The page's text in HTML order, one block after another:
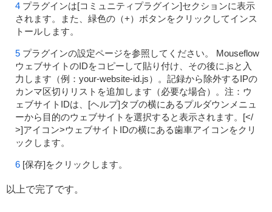
プラグインは[コミュニティプラグイン]セクションに表示
されます。また、緑色の（+）ボタンをクリックしてインス
トールします。
プラグインの設定ページを参照してください。 Mouseflow
ウェブサイトのIDをコピーして貼り付け、その後に.jsと入
力します（例：your-website-id.js）。記録から除外するIPの
カンマ区切りリストを追加します（必要な場合）。注：ウ
ェブサイトIDは、[ヘルプ]タブの横にあるプルダウンメニュ
ーから目的のウェブサイトを選択すると表示されます。[</
>]アイコン>ウェブサイトIDの横にある歯車アイコンをクリ
ックします。
[保存]をクリックします。
以上で完了です。